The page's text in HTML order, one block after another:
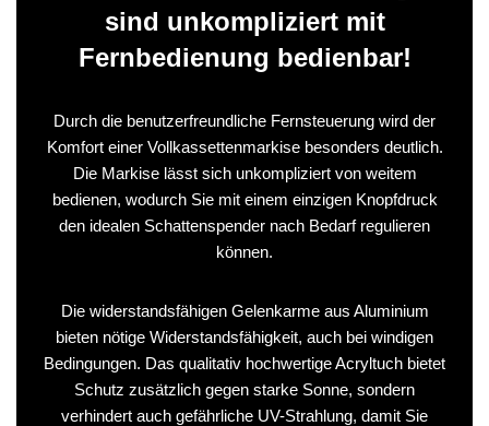
sind unkompliziert mit
Fernbedienung bedienbar!
Durch die benutzerfreundliche Fernsteuerung wird der
Komfort einer Vollkassettenmarkise besonders deutlich.
Die Markise lässt sich unkompliziert von weitem
bedienen, wodurch Sie mit einem einzigen Knopfdruck
den idealen Schattenspender nach Bedarf regulieren
können.
Die widerstandsfähigen Gelenkarme aus Aluminium
bieten nötige Widerstandsfähigkeit, auch bei windigen
Bedingungen. Das qualitativ hochwertige Acryltuch bietet
Schutz zusätzlich gegen starke Sonne, sondern
verhindert auch gefährliche UV-Strahlung, damit Sie